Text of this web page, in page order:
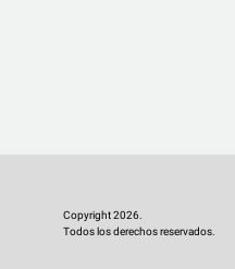
Copyright 2026.
Todos los derechos reservados.